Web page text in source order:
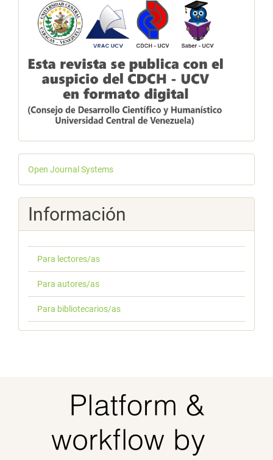
Desarrollado
por
Open Journal Systems
Información
Para lectores/as
Para autores/as
Para bibliotecarios/as